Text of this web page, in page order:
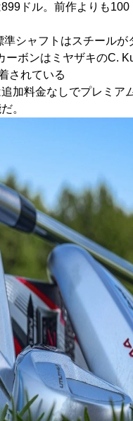
ドル。前作よりも100
準シャフトはスチールが
ーボンはミヤザキのC.
されている
加料金なしでプレミア
。